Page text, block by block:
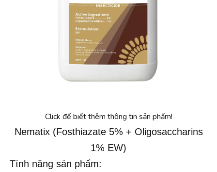
Click để biết thêm thông tin sản phẩm!
Nematix (Fosthiazate 5% + Oligosaccharins
1% EW)
Tính năng sản phẩm: